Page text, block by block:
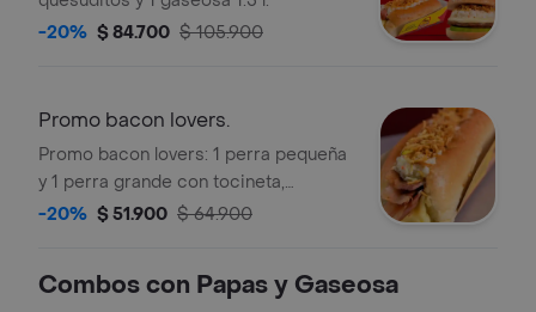
-20% $ 84.700 $ 105.900
Promo bacon lovers.
Promo bacon lovers: 1 perra pequeña
y 1 perra grande con tocineta,
ensalada y papas trituradas.
-20% $ 51.900 $ 64.900
Combos con Papas y Gaseosa